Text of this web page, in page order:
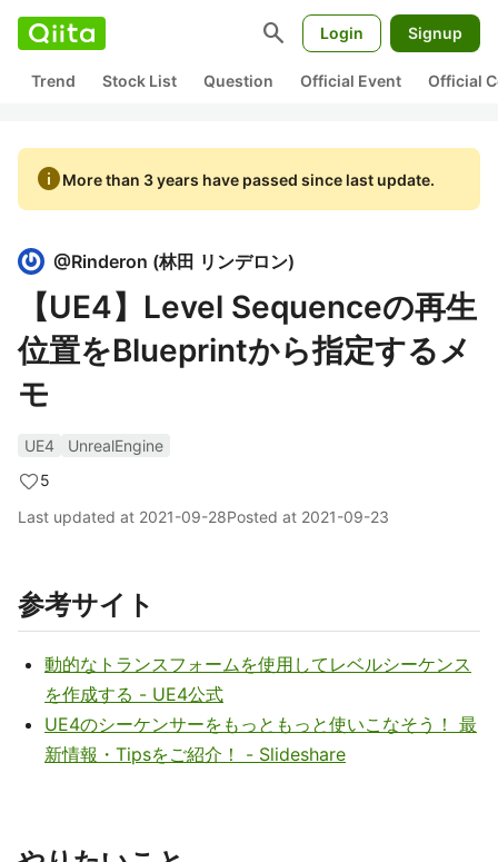
search Login Signup
Trend Stock List Question Official Event Official
infoMore than 3 years have passed since last update.
@Rinderon (林田 リンデロン)
【UE4】Level Sequenceの再生
位置をBlueprintから指定するメ
モ
UE4
UnrealEngine
5
Last updated at 2021-09-28Posted at 2021-09-23
参考サイト
動的なトランスフォームを使用してレベルシーケンス
を作成する - UE4公式
UE4のシーケンサーをもっともっと使いこなそう！ 最
新情報・Tipsをご紹介！ - Slideshare